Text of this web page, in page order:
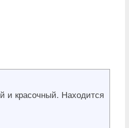
и красочный. Находится